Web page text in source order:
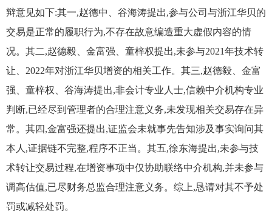
辩意见如下:其一,赵德中 、谷海涛提出,参与公司与浙江华贝的
交易是正常的履职行为,不存在故意编造重大虚假内容的情
况。 其二,赵德毅、金富强、童梓权提出,未参与2021年技术转
让、 2022年对浙江华贝增资的相关工作。 其三,赵德毅、金富
强、童梓权、谷海涛提出,非会计专业人士,信赖中介机构专业
判断,已经尽到管理者的合理注意义务,未发现相关交易存在异
常。 其四,金富强还提出,证监会未就事先告知涉及事实询问其
本人,证据链不完整,程序不正当。其五,徐东海提出,未参与技
术转让交易过程,在增资事项中仅协助联络中介机构,并未参与
调高估值,已尽财务总监合理注意义务。综上,恳请对其不予处
罚或减轻处罚。